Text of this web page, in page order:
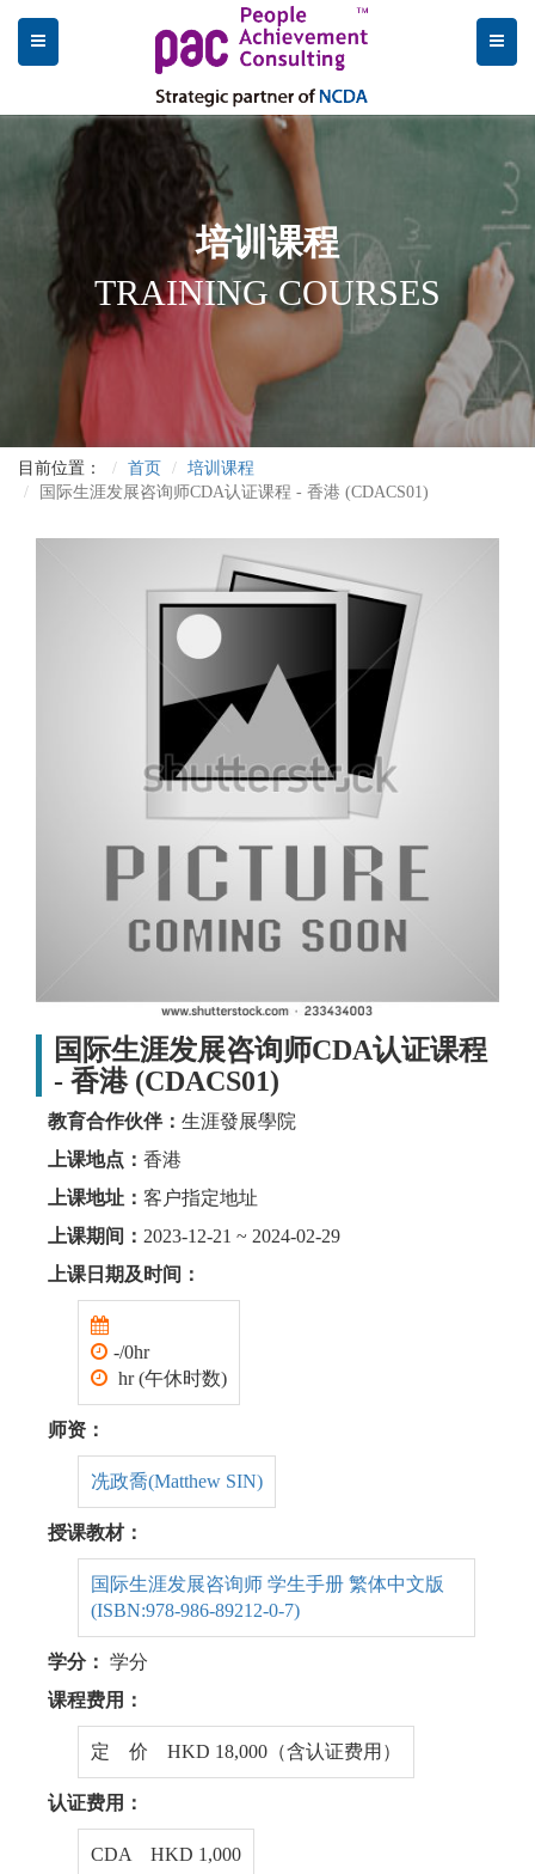
培训课程
TRAINING COURSES
目前位置： 首页
培训课程
国际生涯发展咨询师CDA认证课程 - 香港 (CDACS01)
国际生涯发展咨询师CDA认证课程
- 香港 (CDACS01)
教育合作伙伴： 生涯發展學院
上课地点： 香港
上课地址： 客户指定地址
上课期间： 2023-12-21 ~ 2024-02-29
上课日期及时间：
-/0hr
hr (午休时数)
师资：
冼政喬(Matthew SIN)
授课教材：
国际生涯发展咨询师 学生手册 繁体中文版
(ISBN:978-986-89212-0-7)
学分： 学分
课程费用：
定 价 HKD 18,000（含认证费用）
认证费用：
CDA HKD 1,000